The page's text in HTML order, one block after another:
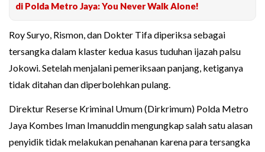
di Polda Metro Jaya: You Never Walk Alone!
Roy Suryo, Rismon, dan Dokter Tifa diperiksa sebagai
tersangka dalam klaster kedua kasus tuduhan ijazah palsu
Jokowi. Setelah menjalani pemeriksaan panjang, ketiganya
tidak ditahan dan diperbolehkan pulang.
Direktur Reserse Kriminal Umum (Dirkrimum) Polda Metro
Jaya Kombes Iman Imanuddin mengungkap salah satu alasan
penyidik tidak melakukan penahanan karena para tersangka